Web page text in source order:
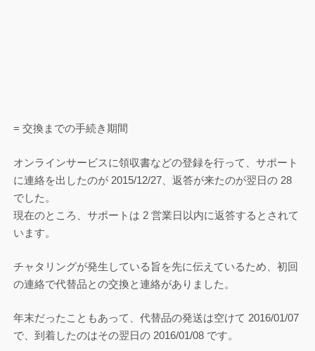
= 交換までの手続き期間
オンラインサービスに領収書などの登録を行って、サポート
に連絡を出したのが 2015/12/27、返答が来たのが翌日の 28
でした。
現在のところ、サポートは 2 営業日以内に返答するとされて
います。
チャタリングが発生している旨を先に伝えているため、初回
の連絡で代替品との交換と連絡がありました。
年末だったこともあって、代替品の発送は空けて 2016/01/07
で、到着したのはその翌日の 2016/01/08 です。